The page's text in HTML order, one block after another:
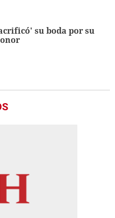
su boda por su